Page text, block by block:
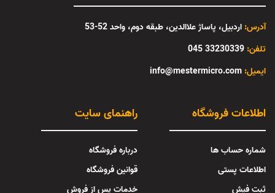
آدرس: اردبیل، پاساژ علاالدین، طبقه دوم، واحد 52-53
تلفن: 33230339 045
info@mestermicro.com :ایمیل
راهنمای سایت
درباره فروشگاه
قوانین فروشگاه
خدمات پس از فروش
اطلاعات فروشگاه
شماره حساب ها
اطلاعات پستی
ثبت فیش